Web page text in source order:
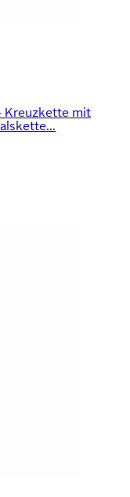
Kreuzkette mit